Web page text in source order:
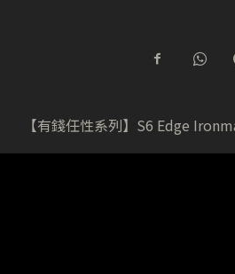
【有錢任性系列】S6 Edge